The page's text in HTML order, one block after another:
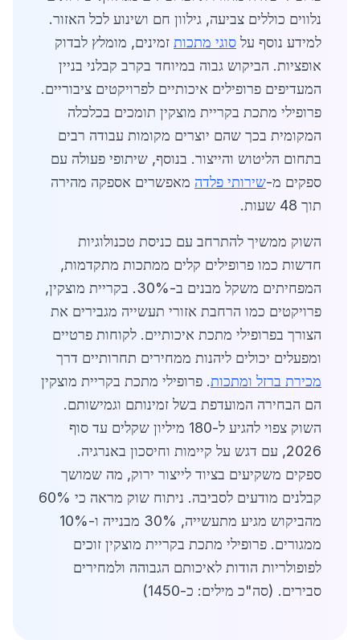
נלווים כוללים צביעה, גילוון חם ושינוע לכל האזור.
למידע נוסף על סוגי מתכות זמינים, מומלץ לבדוק
אופציות. הביקוש גבוה במיוחד בקרב קבלני בניין
המעדיפים פרופילים איכותיים לפרויקטים ציבוריים.
פרופילי מתכת בקריית מוצקין תומכים בכלכלה
המקומית בכך שהם יוצרים מקומות עבודה רבים
בתחום הליטוש והייצור. בנוסף, שיתופי פעולה עם
ספקים מ-שירותי פלדה מאפשרים אספקה מהירה
תוך 48 שעות.
השוק ממשיך להתרחב עם כניסת טכנולוגיות
חדשות כמו פרופילים קלים ממתכות מתקדמות,
המפחיתים משקל מבנים ב-30%. בקריית מוצקין,
פרויקטים כמו הרחבת אזורי תעשייה מגבירים את
הצורך בפרופילי מתכת איכותיים. לקוחות פרטיים
ומפעלים יכולים ליהנות ממחירים תחרותיים דרך
מכירת ברזל ומתכות. פרופילי מתכת בקריית מוצקין
הם הבחירה המועדפת בשל זמינותם וגמישותם.
השוק צפוי להגיע ל-180 מיליון שקלים עד סוף
2026, עם דגש על קיימות וחיסכון באנרגיה.
ספקים משקיעים בציוד לייצור ירוק, מה שמושך
קבלנים מודעים לסביבה. ניתוח שוק מראה כי 60%
מהביקוש מגיע מתעשייה, 30% מבנייה ו-10%
ממגורים. פרופילי מתכת בקריית מוצקין זוכים
לפופולריות הודות לאיכותם הגבוהה ולמחירים
סבירים. (סה"כ מילים: כ-1450)